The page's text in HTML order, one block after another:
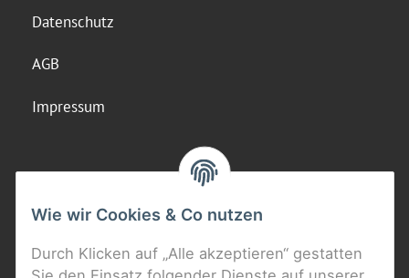
Datenschutz
AGB
Impressum
Wie wir Cookies & Co nutzen
Durch Klicken auf „Alle akzeptieren“ gestatten